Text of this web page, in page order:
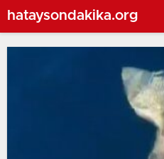
hataysondakika.org